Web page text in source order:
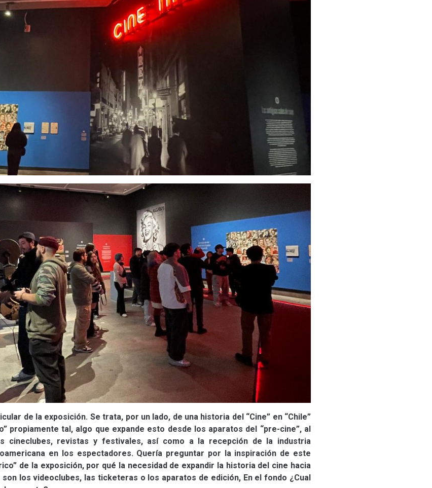
de la exposición. Se trata, por un lado, de una historia del “Cine” en “Chile”
propiamente tal, algo que expande esto desde los aparatos del “pre-cine”, al
cineclubes, revistas y festivales, así como a la recepción de la industria
en los espectadores. Quería preguntar por la inspiración de este
de la exposición, por qué la necesidad de expandir la historia del cine hacia
los videoclubes, las ticketeras o los aparatos de edición, En el fondo ¿Cual